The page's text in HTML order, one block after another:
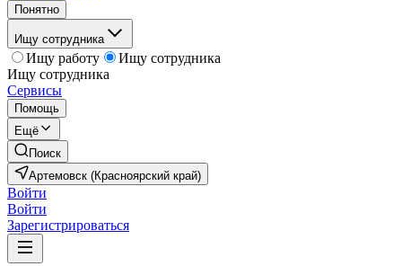
Понятно
Ищу сотрудника
Ищу работу
Ищу сотрудника
Ищу сотрудника
Сервисы
Помощь
Ещё
Поиск
Артемовск (Красноярский край)
Войти
Войти
Зарегистрироваться